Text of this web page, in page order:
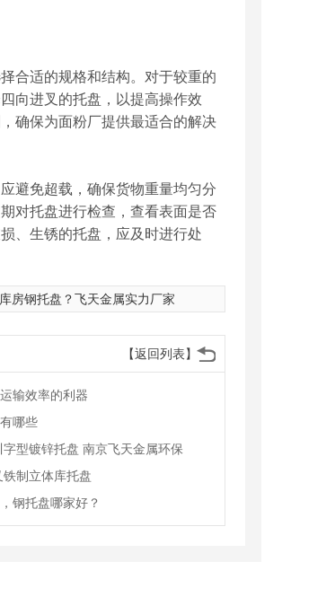
合适的规格和结构。对于较重的
向进叉的托盘，以提高操作效
确保为面粉厂提供最适合的解决
避免超载，确保货物重量均匀分
对托盘进行检查，查看表面是否
、生锈的托盘，应及时进行处
房钢托盘？飞天金属实力厂家
【返回列表】
输效率的利器
哪些
型镀锌托盘 南京飞天金属环保
制立体库托盘
钢托盘哪家好？